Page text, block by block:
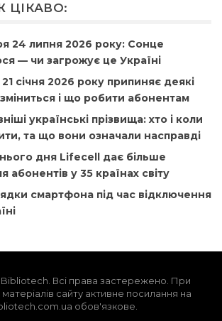
ЦІКАВО:
24 липня 2026 року: Сонце
— чи загрожує це Україні
21 січня 2026 року припиняє деякі
і що робити абонентам
українські прізвища: хто і коли
та що вони означали насправді
дня Lifecell дає більше
абонентів у 35 країнах світу
смартфона під час відключення
Всі права застережено. При
сайту активне посилання на
обов'язкове.